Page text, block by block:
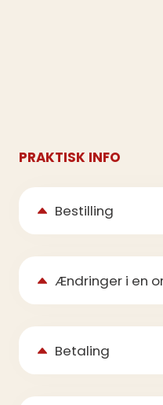
PRAKTISK INFO
Bestilling
Ændringer i en
Betaling